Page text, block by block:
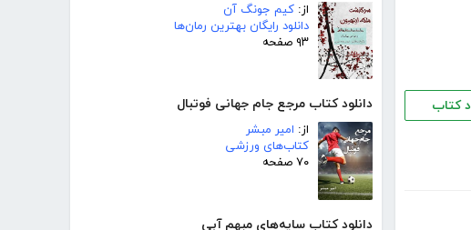
از: کیم جونگ آن
دانلود رایگان بهترین رمان‌ها
۹۳ صفحه
دانلود کتاب مرجع جام جهانی فوتبال
از: امیر مبشر
کتاب‌های ورزشی
۷۰ صفحه
دانلود کتاب سایه‌های مبهم آبی
کتاب